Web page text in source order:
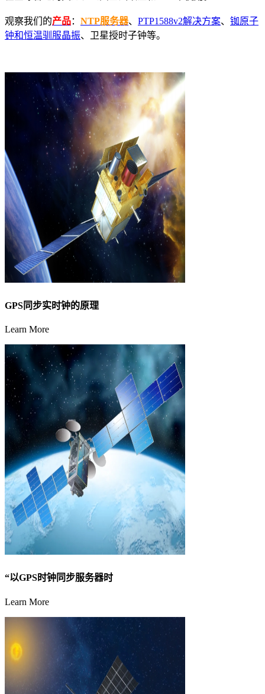
观察我们的产品： NTP服务器、 PTP1588v2解决方案、 铷原子
钟和恒温驯服晶振、卫星授时子钟等。
GPS同步实时钟的原理
Learn More
“以GPS时钟同步服务器时
Learn More